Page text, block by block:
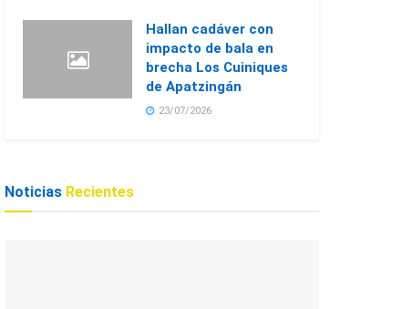
Hallan cadáver con
impacto de bala en
brecha Los Cuiniques
de Apatzingán
23/07/2026
Noticias Recientes